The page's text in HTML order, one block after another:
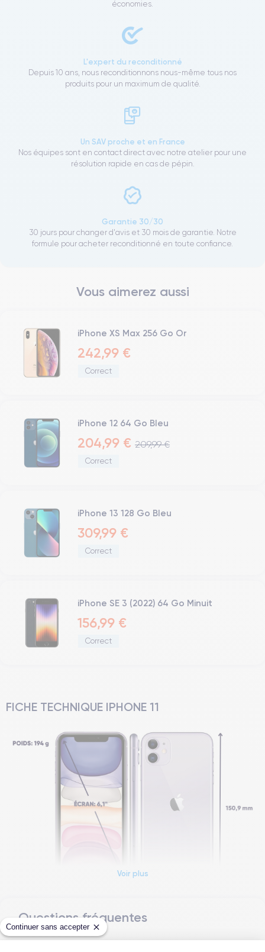
Continuer sans accepter
économies.
L'expert du reconditionné
Depuis 10 ans, nous reconditionnons nous-même tous nos
produits pour un maximum de qualité.
Un SAV proche et en France
Nos équipes sont en contact direct avec notre atelier pour une
résolution rapide en cas de pépin.
Garantie 30/30
30 jours pour changer d'avis et 30 mois de garantie. Notre
formule pour acheter reconditionné en toute confiance.
Vous aimerez aussi
iPhone XS Max 256 Go Or
242,99 €
Correct
iPhone 12 64 Go Bleu
204,99 € 209,99 €
Correct
iPhone 13 128 Go Bleu
309,99 €
Correct
iPhone SE 3 (2022) 64 Go Minuit
156,99 €
Correct
FICHE TECHNIQUE IPHONE 11
Dimensions et poids iPhone 11
Voir plus
Questions fréquentes